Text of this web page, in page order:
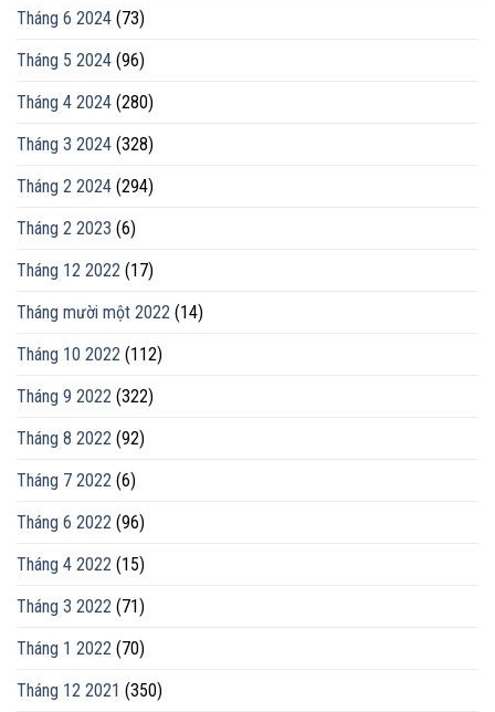
Tháng 6 2024 (73)
Tháng 5 2024 (96)
Tháng 4 2024 (280)
Tháng 3 2024 (328)
Tháng 2 2024 (294)
Tháng 2 2023 (6)
Tháng 12 2022 (17)
Tháng mười một 2022 (14)
Tháng 10 2022 (112)
Tháng 9 2022 (322)
Tháng 8 2022 (92)
Tháng 7 2022 (6)
Tháng 6 2022 (96)
Tháng 4 2022 (15)
Tháng 3 2022 (71)
Tháng 1 2022 (70)
Tháng 12 2021 (350)